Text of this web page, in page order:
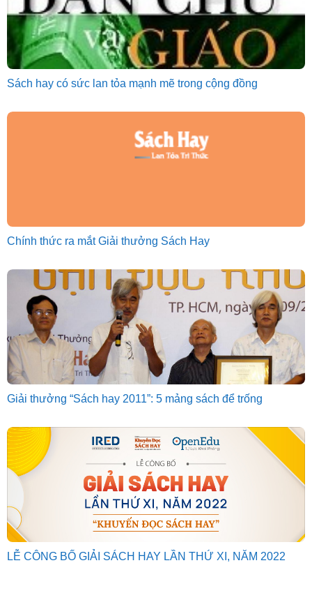
Sách hay có sức lan tỏa mạnh mẽ trong cộng đồng
Chính thức ra mắt Giải thưởng Sách Hay
Giải thưởng “Sách hay 2011”: 5 mảng sách để trống
LỄ CÔNG BỐ GIẢI SÁCH HAY LẦN THỨ XI, NĂM 2022